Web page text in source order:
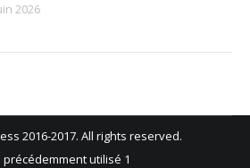
2026
2016-2017. All rights reserved.
précédemment utilisé 1